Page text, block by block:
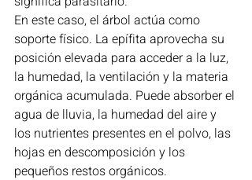
En este caso, el árbol actúa como
soporte físico. La epífita aprovecha su
posición elevada para acceder a la luz,
la humedad, la ventilación y la materia
orgánica acumulada. Puede absorber el
agua de lluvia, la humedad del aire y
los nutrientes presentes en el polvo, las
hojas en descomposición y los
pequeños restos orgánicos.